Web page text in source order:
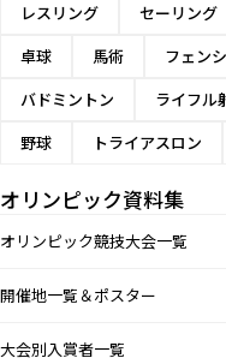
レスリング
セーリング
卓球
馬術 フェン
バドミントン
ライフル
野球
トライアスロン
オリンピック資料集
オリンピック競技大会一覧
開催地一覧＆ポスター
大会別入賞者一覧